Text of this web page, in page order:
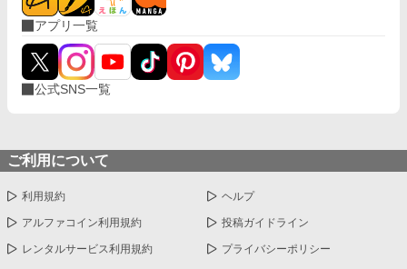
アプリ一覧
公式SNS一覧
ご利用について
利用規約 ヘルプ
アルファコイン利用規約 投稿ガイドライン
レンタルサービス利用規約 プライバシーポリシー